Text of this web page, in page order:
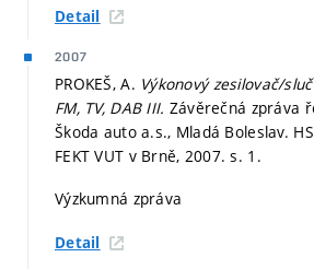
Detail
2007
PROKEŠ, A. Výkonový zesilovač/
FM, TV, DAB III. Závěrečná zpráva
Škoda auto a.s., Mladá Boleslav.
FEKT VUT v Brně, 2007.s. 1.
Výzkumná zpráva
Detail